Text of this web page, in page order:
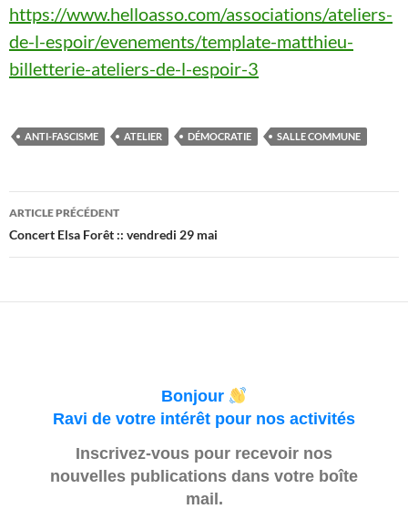
https://www.helloasso.com/associations/ateliers-
de-l-espoir/evenements/template-matthieu-
billetterie-ateliers-de-l-espoir-3
ANTI-FASCISME ATELIER DÉMOCRATIE SALLE COMMUNE
Navigation
des
ARTICLE PRÉCÉDENT
Concert Elsa Forêt :: vendredi 29 mai
Bonjour
Ravi de votre intérêt pour nos activités
Inscrivez-vous pour recevoir nos
nouvelles publications dans votre boîte
mail.